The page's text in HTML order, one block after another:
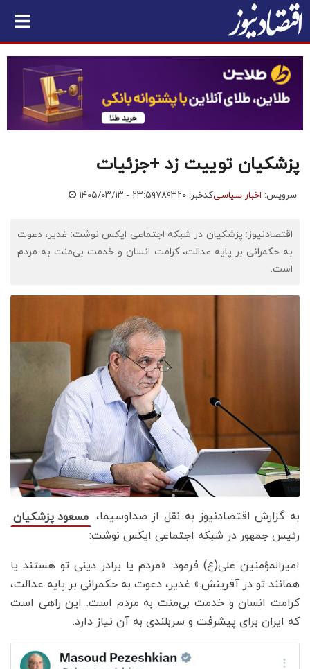
پزشکیان توییت زد +جزئیات
سرویس: اخبار سیاسیکدخبر: ۷۸۹۳۲۰ ۱۴۰۵/۰۳/۱۳ - ۲۳:۵۹
اقتصادنیوز: پزشکیان در شبکه اجتماعی ایکس نوشت: غدیر، دعوت
به حکمرانی بر پایه عدالت، کرامت انسان و خدمت بی‌منت به مردم
است.
به گزارش اقتصادنیوز به نقل از صداوسیما، مسعود پزشکیان
رئیس جمهور در شبکه اجتماعی ایکس نوشت:
امیرالمؤمنین علی(ع) فرمود: «مردم یا برادر دینی تو هستند یا
همانند تو در آفرینش.» غدیر، دعوت به حکمرانی بر پایه عدالت،
کرامت انسان و خدمت بی‌منت به مردم است. این راهی است
که ایران برای پیشرفت و سربلندی به آن نیاز دارد.